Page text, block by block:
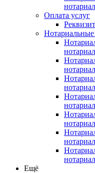
Оплата услуг
Ещё